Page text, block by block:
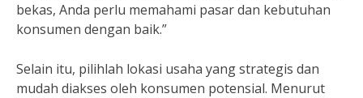
bekas, Anda perlu memahami pasar dan kebutuhan
konsumen dengan baik.”
Selain itu, pilihlah lokasi usaha yang strategis dan
mudah diakses oleh konsumen potensial. Menurut